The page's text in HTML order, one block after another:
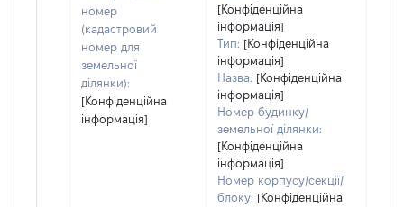
номер
(кадастровий
номер для
земельної
ділянки):
[Конфіденційна
інформація]
[Конфіденційна
інформація]
Тип: [Конфіденційна
інформація]
Назва: [Конфіденційна
інформація]
Номер будинку/
земельної ділянки:
[Конфіденційна
інформація]
Номер корпусу/секції/
блоку: [Конфіденційна